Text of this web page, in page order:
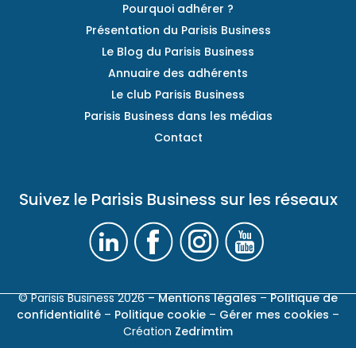
Pourquoi adhérer ?
Présentation du Parisis Business
Le Blog du Parisis Business
Annuaire des adhérents
Le club Parisis Business
Parisis Business dans les médias
Contact
Suivez le Parisis Business sur les réseaux
© Parisis Business 2026– Mentions légales–Politique de
confidentialité – Politique cookie – Gérer mes cookies –
Création Zedrimtim